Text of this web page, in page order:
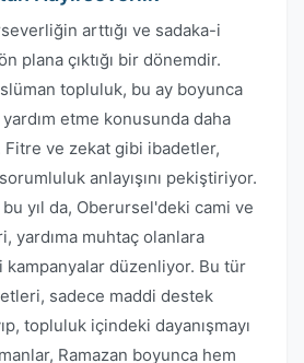
arttığı ve sadaka-i
plana çıktığı bir dönemdir.
topluluk, bu ay boyunca
etme konusunda daha
Fitre ve zekat gibi ibadetler,
anlayışını pekiştiriyor.
yıl da, Oberursel'deki cami ve
yardıma muhtaç olanlara
kampanyalar düzenliyor. Bu tür
sadece maddi destek
topluluk içindeki dayanışmayı
Ramazan boyunca hem